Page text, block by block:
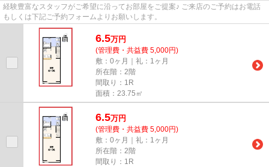
経験豊富なスタッフがご希望に沿ってお部屋をご提案♪ ご来店のご予約はお電話
もしくは下記ご予約フォームよりお願いします。
6.5万円
(管理費・共益費 5,000円)
敷：0ヶ月｜礼：1ヶ月
所在階：2階
間取り：1R
面積：23.75㎡
6.5万円
(管理費・共益費 5,000円)
敷：0ヶ月｜礼：1ヶ月
所在階：2階
間取り：1R